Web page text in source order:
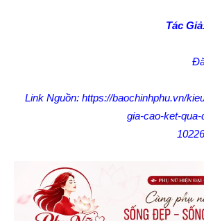
Tác
Link Nguồn: https://baochinhphu.vn/
gia-cao-ket-